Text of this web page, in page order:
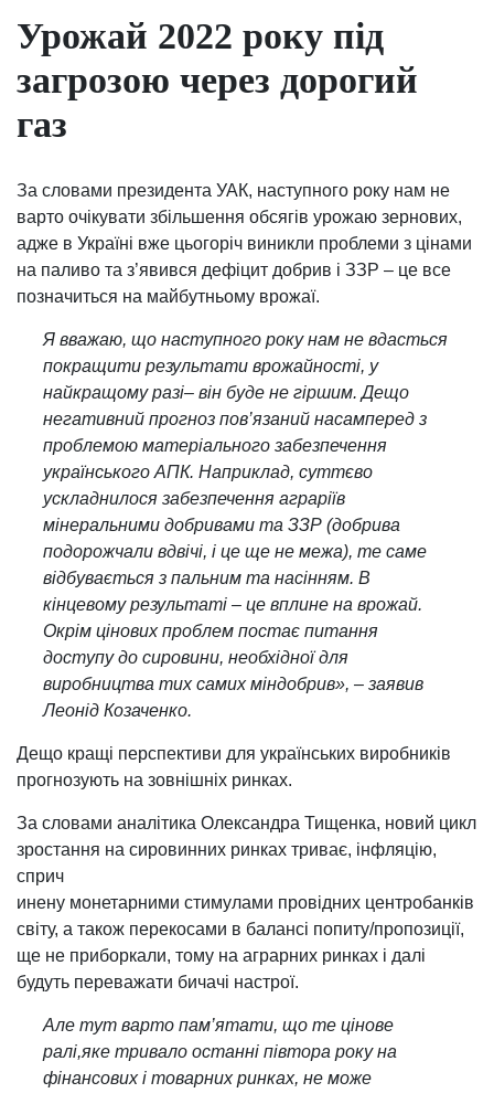
Урожай 2022 року під
загрозою через дорогий
газ
За словами президента УАК, наступного року нам не
варто очікувати збільшення обсягів урожаю зернових,
адже в Україні вже цьогоріч виникли проблеми з цінами
на паливо та з’явився дефіцит добрив і ЗЗР – це все
позначиться на майбутньому врожаї.
Я вважаю, що наступного року нам не вдасться
покращити результати врожайності, у
найкращому разі– він буде не гіршим. Дещо
негативний прогноз пов’язаний насамперед з
проблемою матеріального забезпечення
українського АПК. Наприклад, суттєво
ускладнилося забезпечення аграріїв
мінеральними добривами та ЗЗР (добрива
подорожчали вдвічі, і це ще не межа), те саме
відбувається з пальним та насінням. В
кінцевому результаті – це вплине на врожай.
Окрім цінових проблем постає питання
доступу до сировини, необхідної для
виробництва тих самих міндобрив», – заявив
Леонід Козаченко.
Дещо кращі перспективи для українських виробників
прогнозують на зовнішніх ринках.
За словами аналітика Олександра Тищенка, новий цикл
зростання на сировинних ринках триває, інфляцію,
сприч
инену монетарними стимулами провідних центробанків
світу, а також перекосами в балансі попиту/пропозиції,
ще не приборкали, тому на аграрних ринках і далі
будуть переважати бичачі настрої.
Але тут варто пам’ятати, що те цінове
ралі,яке тривало останні півтора року на
фінансових і товарних ринках, не може